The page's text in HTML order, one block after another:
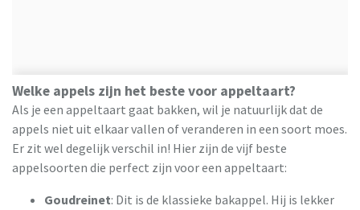
Welke appels zijn het beste voor appeltaart?
Als je een appeltaart gaat bakken, wil je natuurlijk dat de
appels niet uit elkaar vallen of veranderen in een soort moes.
Er zit wel degelijk verschil in! Hier zijn de vijf beste
appelsoorten die perfect zijn voor een appeltaart:
Goudreinet: Dit is de klassieke bakappel. Hij is lekker